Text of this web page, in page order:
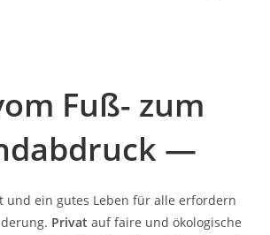
Fuß- zum
—
und ein gutes Leben für alle erfordern
Privatauf faire und ökologische